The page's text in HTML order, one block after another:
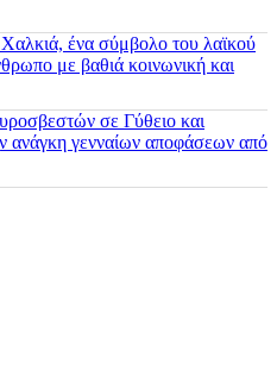
ένα σύμβολο του λαϊκού
με βαθιά κοινωνική και
σε Γύθειο και
ανάγκη γενναίων αποφάσεων από